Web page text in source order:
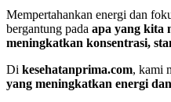
Mempertahankan energi dan
bergantung pada apa yang kita
meningkatkan konsentrasi,
Di kesehatanprima.com, kami
yang meningkatkan energi